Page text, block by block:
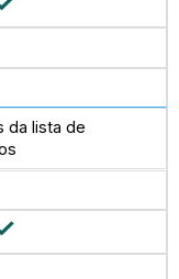
da lista de